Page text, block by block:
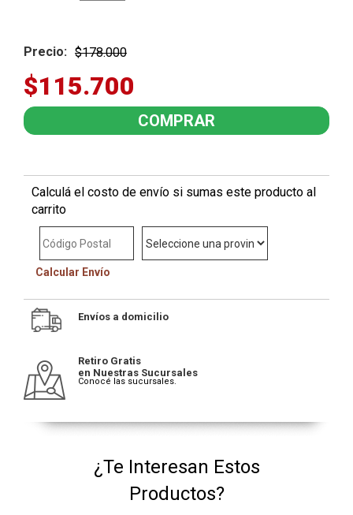
Precio: $178.000
$115.700
Calculá el costo de envío si sumas este producto al
carrito
Calcular Envío
Envíos a domicilio
Retiro Gratis
en Nuestras Sucursales
Conocé las sucursales.
¿Te Interesan Estos
Productos?